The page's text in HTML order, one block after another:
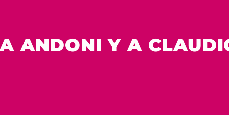
ANDONI Y A